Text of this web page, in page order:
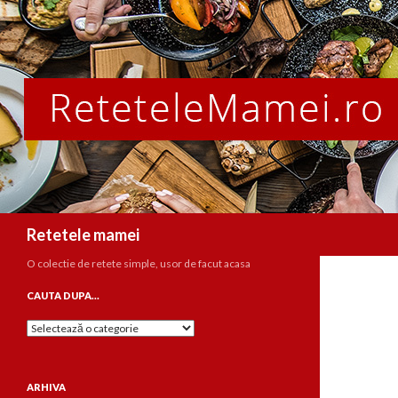
Retetele mamei
O colectie de retete simple, usor de facut acasa
CAUTA DUPA…
Cauta
ARHIVA